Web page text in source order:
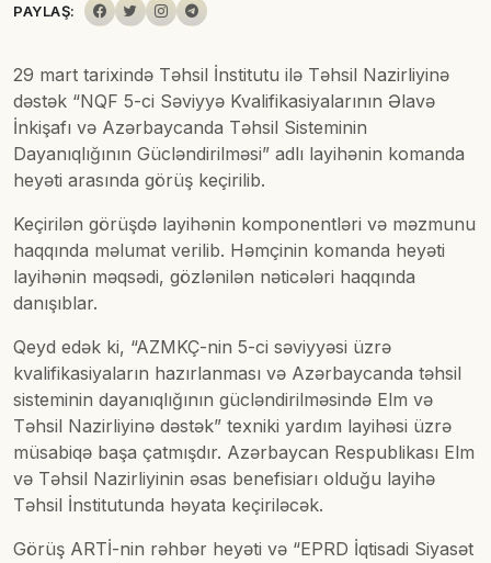
PAYLAŞ:
29 mart tarixində Təhsil İnstitutu ilə Təhsil Nazirliyinə
dəstək “NQF 5-ci Səviyyə Kvalifikasiyalarının Əlavə
İnkişafı və Azərbaycanda Təhsil Sisteminin
Dayanıqlığının Gücləndirilməsi” adlı layihənin komanda
heyəti arasında görüş keçirilib.
Keçirilən görüşdə layihənin komponentləri və məzmunu
haqqında məlumat verilib. Həmçinin komanda heyəti
layihənin məqsədi, gözlənilən nəticələri haqqında
danışıblar.
Qeyd edək ki, “AZMKÇ-nin 5-ci səviyyəsi üzrə
kvalifikasiyaların hazırlanması və Azərbaycanda təhsil
sisteminin dayanıqlığının gücləndirilməsində Elm və
Təhsil Nazirliyinə dəstək” texniki yardım layihəsi üzrə
müsabiqə başa çatmışdır. Azərbaycan Respublikası Elm
və Təhsil Nazirliyinin əsas benefisiarı olduğu layihə
Təhsil İnstitutunda həyata keçiriləcək.
Görüş ARTİ-nin rəhbər heyəti və “EPRD İqtisadi Siyasət